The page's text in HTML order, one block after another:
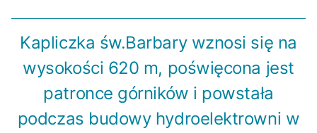
Kapliczka św.Barbary wznosi się na
wysokości 620 m, poświęcona jest
patronce górników i powstała
podczas budowy hydroelektrowni w